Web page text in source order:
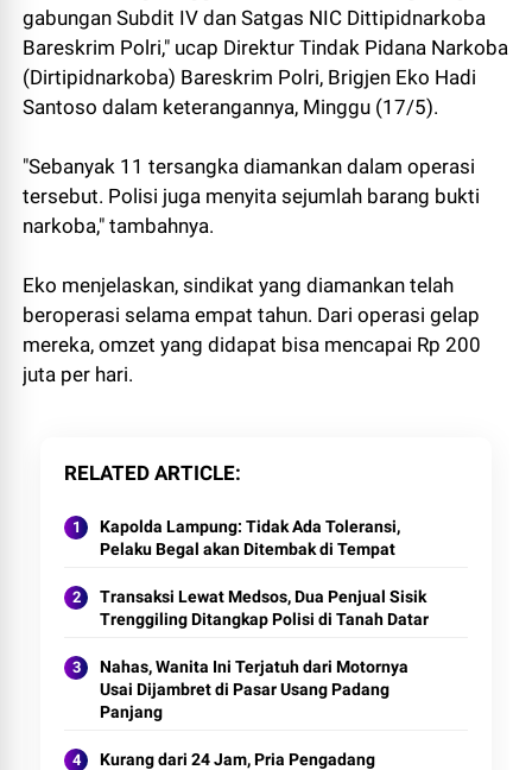
gabungan Subdit IV dan Satgas NIC Dittipidnarkoba
Bareskrim Polri," ucap Direktur Tindak Pidana Narkoba
(Dirtipidnarkoba) Bareskrim Polri, Brigjen Eko Hadi
Santoso dalam keterangannya, Minggu (17/5).
"Sebanyak 11 tersangka diamankan dalam operasi
tersebut. Polisi juga menyita sejumlah barang bukti
narkoba," tambahnya.
Eko menjelaskan, sindikat yang diamankan telah
beroperasi selama empat tahun. Dari operasi gelap
mereka, omzet yang didapat bisa mencapai Rp 200
juta per hari.
RELATED ARTICLE
Kapolda Lampung: Tidak Ada Toleransi,
Pelaku Begal akan Ditembak di Tempat
Transaksi Lewat Medsos, Dua Penjual Sisik
Trenggiling Ditangkap Polisi di Tanah Datar
Nahas, Wanita Ini Terjatuh dari Motornya
Usai Dijambret di Pasar Usang Padang
Panjang
Kurang dari 24 Jam, Pria Pengadang